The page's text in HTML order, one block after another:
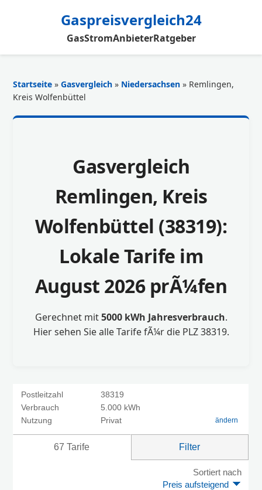
Gaspreisvergleich24
GasStromAnbieterRatgeber
Startseite »Gasvergleich » Niedersachsen » Remlingen,
Kreis Wolfenbüttel
Gasvergleich
Remlingen, Kreis
Wolfenbüttel (38319):
Lokale Tarife im
August 2026 prÃ¼fen
Gerechnet mit5000 kWh Jahresverbrauch.
Hier sehen Sie alle Tarife fÃ¼r die PLZ 38319.